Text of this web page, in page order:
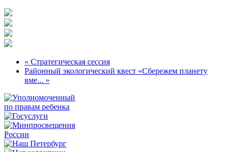
« Стратегическая сессия
Районный экологический квест «Сбережем планету
вме... »